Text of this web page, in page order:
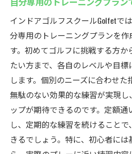
インドアゴルフスクールGolfetで
分専用のトレーニングプランを
す。初めてゴルフに挑戦する方か
たい方まで、各自のレベルや目
します。個別のニーズに合わせた
無駄のない効果的な練習が実現
ップが期待できるのです。定額
し、定期的な練習を続けること
きるでしょう。特に、初心者に